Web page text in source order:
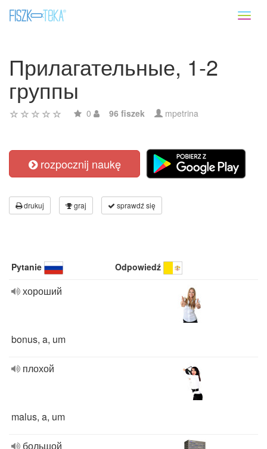
Прилагательные, 1-2
группы
0 96 fiszek mpetrina
rozpocznij naukę
drukuj graj sprawdź się
Pytanie Odpowiedź
хороший
bonus, a, um
плохой
malus, a, um
большой